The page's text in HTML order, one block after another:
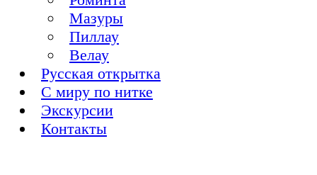
Мазуры
Пиллау
Велау
Русская открытка
С миру по нитке
Экскурсии
Контакты